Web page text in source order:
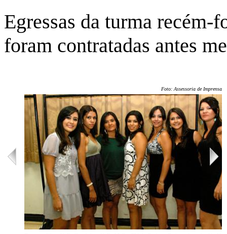
Egressas da turma recém-
foram contratadas antes
Foto: Assessoria de Imprensa/